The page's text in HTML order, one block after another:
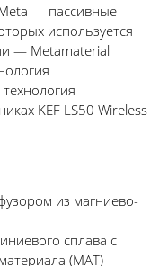
— пассивные
используется
— Metamaterial
KEF LS50 Wireless
из магниево-
сплава с
(MAT)